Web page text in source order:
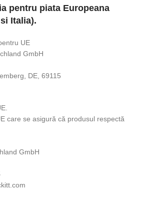
pentru piata Europeana
Italia).
UE
GmbH
DE, 69115
care se asigură că produsul respectă
GmbH